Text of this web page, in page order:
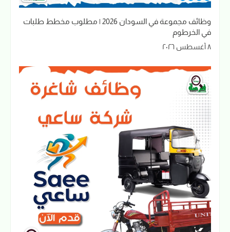
وظائف مجموعة في السودان 2026 | مطلوب مخطط طلبات
في الخرطوم
٨ أغسطس ٢٠٢٦